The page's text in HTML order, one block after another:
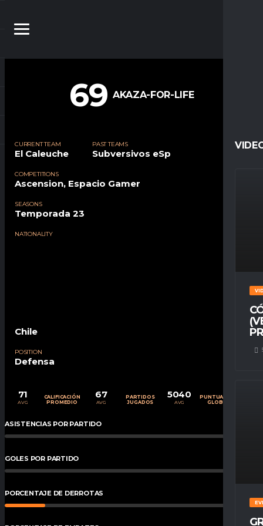
69 AKAZA-FOR-LIFE
CURRENT TEAM
El Caleuche
PAST TEAMS
Subversivos eSp
COMPETITIONS
Ascension, Espacio Gamer
SEASONS
Temporada 23
NATIONALITY
Chile
POSITION
Defensa
71
AVG
CALIFICACIÓN
PROMEDIO
67
AVG
PARTIDOS
JUGADOS
5040
AVG
PUNTUACIÓN
GLOBAL
ASISTENCIAS POR PARTIDO
GOLES POR PARTIDO
PORCENTAJE DE DERROTAS